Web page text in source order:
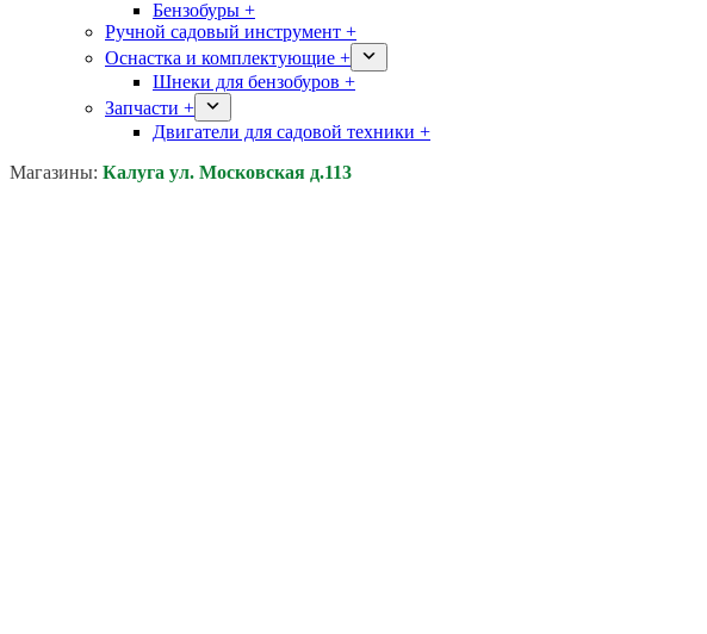
Бензобуры +
Ручной садовый инструмент +
Оснастка и комплектующие +
Шнеки для бензобуров +
Запчасти +
Двигатели для садовой техники +
Магазины: Калуга ул. Московская д.113